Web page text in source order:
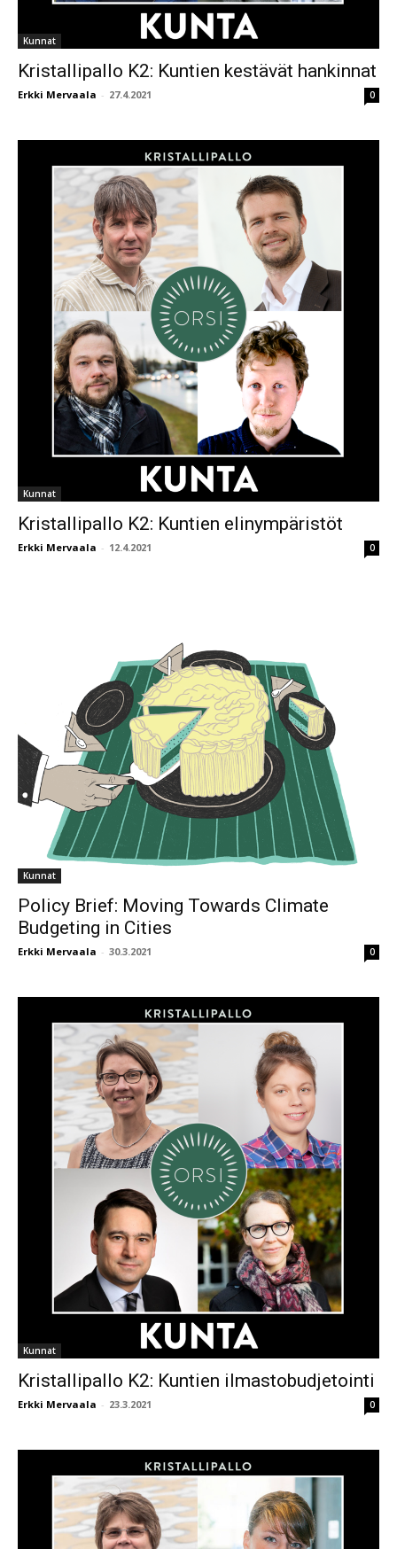
Kunnat
Kristallipallo K2: Kuntien kestävät hankinnat
Erkki Mervaala - 27.4.2021 0
Kunnat
Kristallipallo K2: Kuntien elinympäristöt
Erkki Mervaala - 12.4.2021 0
Kunnat
Policy Brief: Moving Towards Climate
Budgeting in Cities
Erkki Mervaala - 30.3.2021 0
Kunnat
Kristallipallo K2: Kuntien ilmastobudjetointi
Erkki Mervaala - 23.3.2021 0